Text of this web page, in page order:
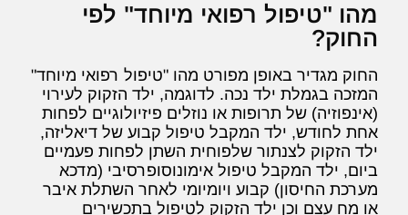
מהו "טיפול רפואי מיוחד" לפי
החוק?
החוק מגדיר באופן מפורט מהו "טיפול רפואי מיוחד"
המזכה בגמלת ילד נכה. לדוגמה, ילד הזקוק לעירוי
(אינפוזיה) של תרופות או נוזלים פיזיולוגיים לפחות
אחת לחודש, ילד המקבל טיפול קבוע של דיאליזה,
ילד הזקוק לצנתור שלפוחית השתן לפחות פעמיים
ביום, ילד המקבל טיפול אימונוסופרסיבי (מדכא
מערכת החיסון) קבוע ויומיומי לאחר השתלת איבר
או מח עצם וכן ילד הזקוק לטיפול בתכשירים